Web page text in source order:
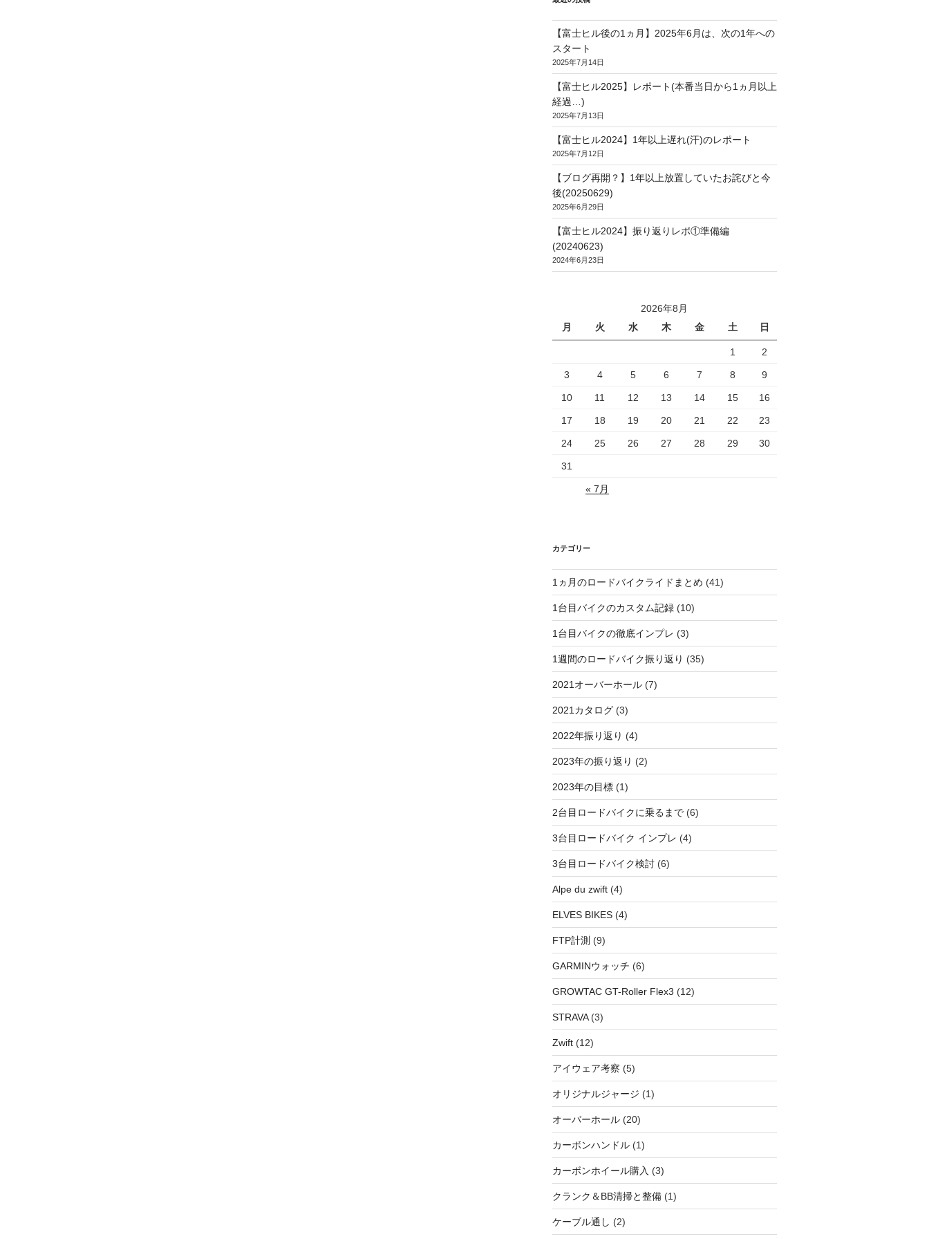
【富士ヒル後の1ヵ月】2025年6月は、次の1年への
スタート
2025年7月14日
【富士ヒル2025】レポート(本番当日から1ヵ月以上
経過…)
2025年7月13日
【富士ヒル2024】1年以上遅れ(汗)のレポート
2025年7月12日
【ブログ再開？】1年以上放置していたお詫びと今
後(20250629)
2025年6月29日
【富士ヒル2024】振り返りレポ①準備編
(20240623)
2024年6月23日
2026年8月
月
火 水 木 金 土 日
1 2
3 4 5 6 7 8 9
10 11 12 13 14 15 16
17 18 19 20 21 22 23
24 25 26 27 28 29 30
31
« 7月
カテゴリー
1ヵ月のロードバイクライドまとめ (41)
1台目バイクのカスタム記録(10)
1台目バイクの徹底インプレ (3)
1週間のロードバイク振り返り (35)
2021オーバーホール(7)
2021カタログ(3)
2022年振り返り (4)
2023年の振り返り (2)
2023年の目標(1)
2台目ロードバイクに乗るまで(6)
3台目ロードバイク インプレ (4)
3台目ロードバイク検討(6)
Alpe du zwift(4)
ELVES BIKES(4)
FTP計測 (9)
GARMINウォッチ (6)
GROWTAC GT-Roller Flex3 (12)
STRAVA(3)
Zwift(12)
アイウェア考察 (5)
オリジナルジャージ (1)
オーバーホール(20)
カーボンハンドル(1)
カーボンホイール購入 (3)
クランク＆BB清掃と整備(1)
ケーブル通し (2)